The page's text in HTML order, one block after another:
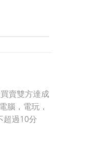
賣雙方達成
腦，電玩，
超過10分